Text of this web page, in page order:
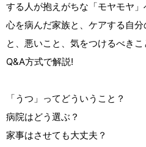
する人が抱えがちな「モヤモヤ
心を病んだ家族と、ケアする自分
と、悪いこと、気をつけるべき
Q&A方式で解説!
「うつ」ってどういうこと？
病院はどう選ぶ？
家事はさせても大丈夫？